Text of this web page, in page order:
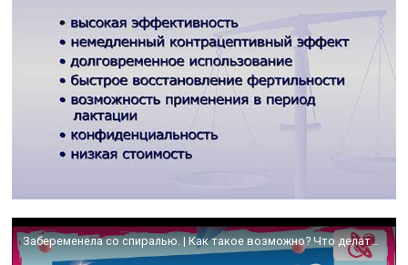
Забеременела со спиралью. | Как такое возможно? Что делать? | Как влияет спираль на плодное яйцо?